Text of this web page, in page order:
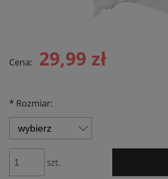
Cena: 29,99 zł
* Rozmiar:
szt.